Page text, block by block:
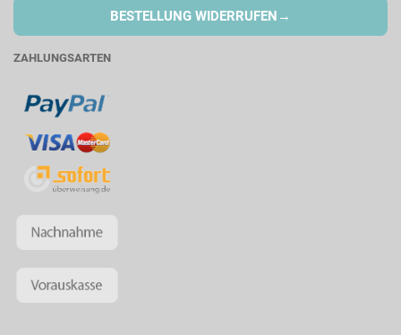
BESTELLUNG WIDERRUFEN →
ZAHLUNGSARTEN